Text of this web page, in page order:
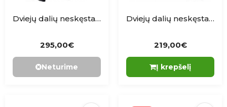
Dviejų dalių neskęstantis kostiumas Imax Atlantic Race
295,00€
Neturime
Dviejų dalių neskęstantis kostiumas Imax Seawave
219,00€
Į krepšelį